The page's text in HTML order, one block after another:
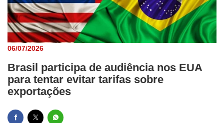
06/07/2026
Brasil participa de audiência nos EUA
para tentar evitar tarifas sobre
exportações